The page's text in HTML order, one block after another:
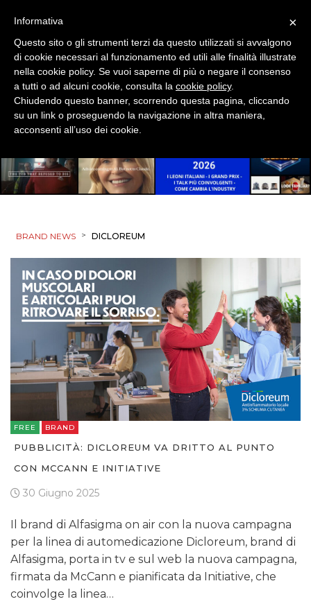
BRAND NEWS > DICLOREUM
FREE BRAND
PUBBLICITÀ: DICLOREUM VA DRITTO AL PUNTO
CON MCCANN E INITIATIVE
30 Giugno 2025
Il brand di Alfasigma on air con la nuova campagna
per la linea di automedicazione Dicloreum, brand di
Alfasigma, porta in tv e sul web la nuova campagna,
firmata da McCann e pianificata da Initiative, che
coinvolge la linea…
×
Informativa
Questo sito o gli strumenti terzi da questo utilizzati si avvalgono
di cookie necessari al funzionamento ed utili alle finalità illustrate
nella cookie policy. Se vuoi saperne di più o negare il consenso
a tutti o ad alcuni cookie, consulta la cookie policy.
Chiudendo questo banner, scorrendo questa pagina, cliccando
su un link o proseguendo la navigazione in altra maniera,
acconsenti all’uso dei cookie.